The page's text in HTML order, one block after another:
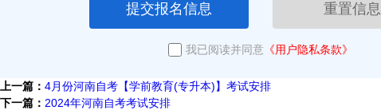
提交报名信息 重置信息
我已阅读并同意《用户隐私条款》
上一篇： 4月份河南自考【学前教育(专升本)】考试安排
下一篇： 2024年河南自考考试安排